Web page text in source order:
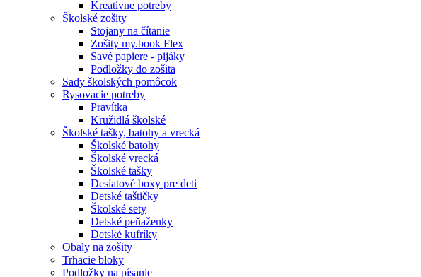
Kreatívne potreby
Školské zošity
Stojany na čítanie
Zošity my.book Flex
Savé papiere - pijáky
Podložky do zošita
Sady školských pomôcok
Rysovacie potreby
Pravítka
Kružidlá školské
Školské tašky, batohy a vrecká
Školské batohy
Školské vrecká
Školské tašky
Desiatové boxy pre deti
Detské taštičky
Školské sety
Detské peňaženky
Detské kufríky
Obaly na zošity
Trhacie bloky
Podložky na písanie